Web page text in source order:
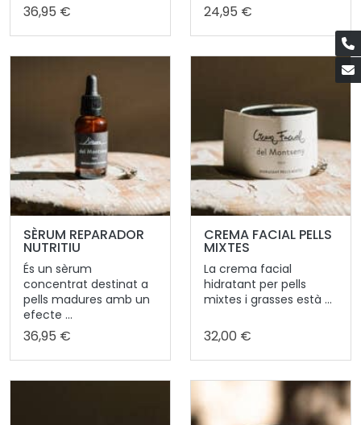
36,95 € 24,95 €
SÈRUM REPARADOR
NUTRITIU
És un sèrum
concentrat destinat a
pells madures amb un
efecte ...
36,95 €
CREMA FACIAL PELLS
MIXTES
La crema facial
hidratant per pells
mixtes i grasses està ...
32,00 €